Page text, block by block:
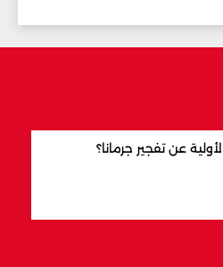
عن تفجير جرمانا؟